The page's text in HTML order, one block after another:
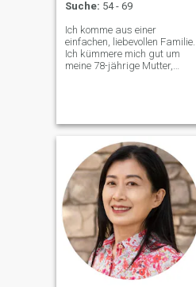
Suche: 54 - 69
Ich komme aus einer
einfachen, liebevollen Familie.
Ich kümmere mich gut um
meine 78-jährige Mutter,
Belastungen. Ich bin eine
und reife Frau mit meinen
eigenen Gedanken und
Werten. Ich habe eine gut
ausgewogene Persönlichkeit
- warm, lebendig und
gleichzeitig ruhig. Ich lebe ein
gesundes Leben ohne
schlechte Gewohnheiten: Ich
rauche nicht und trinke
keinen Alkohol. Ich liebe das
ruhige, friedliche Leben, die
Natur und tiefe, herzliche